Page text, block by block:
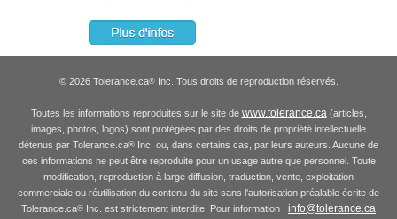
© 2026 Tolerance.ca®Inc. Tous droits de reproduction réservés.
Toutes les informations reproduites sur le site de www.tolerance.ca(articles,
images, photos, logos) sont protégées par des droits de propriété intellectuelle
détenus par Tolerance.ca® Inc. ou, dans certains cas, par leurs auteurs. Aucune de
ces informations ne peut être reproduite pour un usage autre que personnel. Toute
modification, reproduction à large diffusion, traduction, vente, exploitation
commerciale ou réutilisation du contenu du site sans l'autorisation préalable écrite de
Tolerance.ca® Inc. est strictement interdite. Pour information : info@tolerance.ca